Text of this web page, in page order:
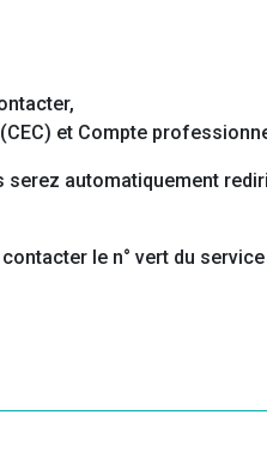
et Compte
automatiquement
le n° vert du service